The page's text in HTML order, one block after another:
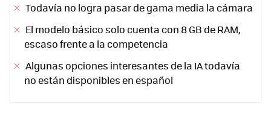
Todavía no logra pasar de gama media la cámara
El modelo básico solo cuenta con 8 GB de RAM,
escaso frente a la competencia
Algunas opciones interesantes de la IA todavía
no están disponibles en español